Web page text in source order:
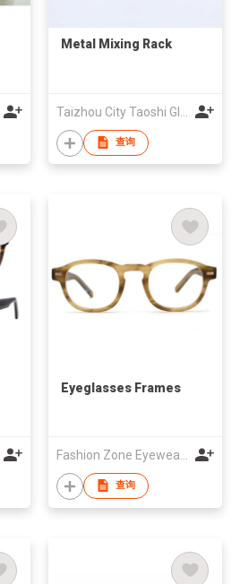
Metal Mixing Rack
查询
Eyeglasses Frames
查询